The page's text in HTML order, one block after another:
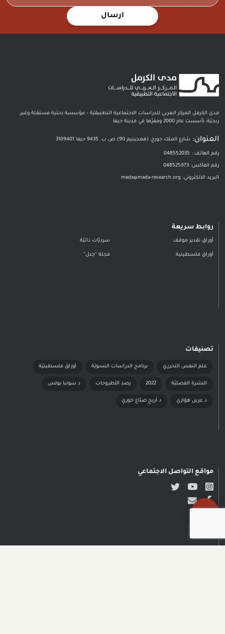
ارسال
مدى الكرمل المركز العربي للدراسات الاجتماعية التطبيقيّة – مؤسسة بحثية مستقلة وغير
ربحيّة، تأسست عام 2000 ومقرّها في مدينة حيفا.
العنوان: شارع الملك جورج، (همجينيم 90) ص.ب. 9435 حيفا 3109401
رقم الهاتف : 048552035
رقم الفاكس: 048525973
البريد الالكتروني: mada@mada-research.org
روابط سريعة
أوراق تقدير موقف سرديّات ذاتيّة
أوراق فلسطينية مجلة “جدل”
تصنيفات
علم النفس التحرري برنامج الدراسات النسويّة أوراق فلسطينيّة
النشرة الفصليّة 2022 رصد الأطروحات د سونيا بولس
د عرين هوّاري د أريج صبّاغ خوري
مواقع التواصل الاجتماعي